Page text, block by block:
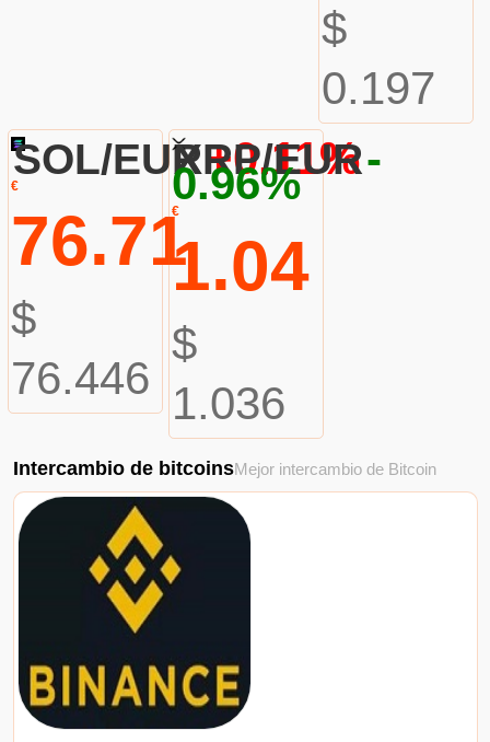
$
0.197
SOL/EUR+0.11%
€
76.71
$
76.446
XRP/EUR-
0.96%
€
1.04
$
1.036
Intercambio de bitcoinsMejor intercambio de Bitcoin